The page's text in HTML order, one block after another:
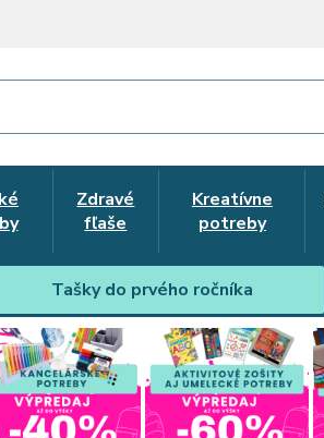
Zdravé
fľaše
Kreatívne
potreby
Tašky do prvého ročníka